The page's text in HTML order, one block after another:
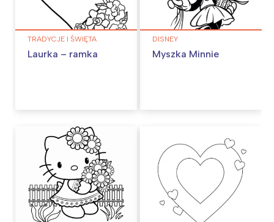
TRADYCJE I ŚWIĘTA
Laurka – ramka
DISNEY
Myszka Minnie